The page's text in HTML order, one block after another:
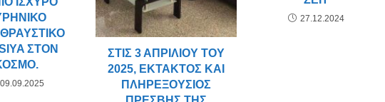
ΣΤΟΝ
09.09.2025
ΣΤΙΣ 3 ΑΠΡΙΛΊΟΥ ΤΟΥ
2025, ΈΚΤΑΚΤΟΣ ΚΑΙ
ΠΛΗΡΕΞΟΎΣΙΟΣ
27.12.2024